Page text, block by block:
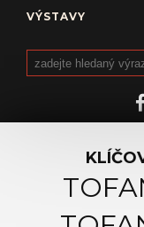
VÝSTAVY